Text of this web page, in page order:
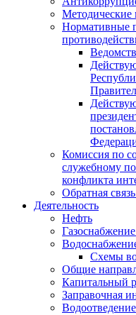
Методические
Нормативные
Комиссия по
служебному
конфликта
Обратная
Деятельность
Нефть
Схемы
Общие
Капитальный
Заправочная
Водоотведение